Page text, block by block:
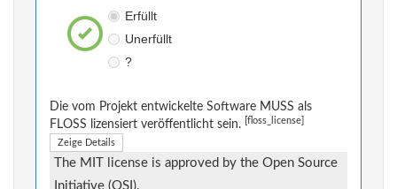
Erfüllt
Unerfüllt
?
Die vom Projekt entwickelte Software MUSS als
FLOSS lizensiert veröffentlicht sein.
[floss_license]
Zeige Details
The MIT license is approved by the Open Source
Initiative (OSI).